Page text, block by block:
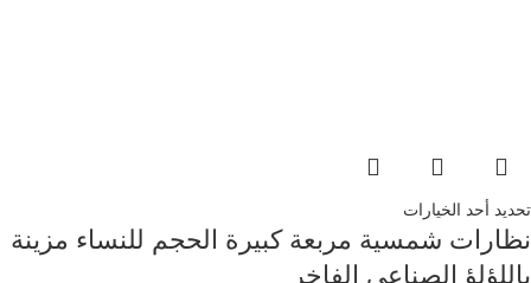
تحديد أحد الخيارات
نظارات شمسية مربعة كبيرة الحجم للنساء مزينة
باللؤلؤ الصناعي الفاخر